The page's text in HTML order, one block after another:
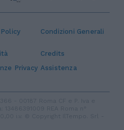
Condizioni Generali
Credits
Privacy Assistenza